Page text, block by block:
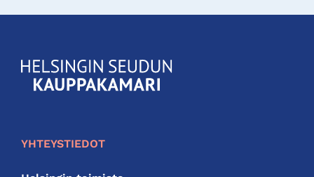
KauppakamariHelsingin
seudun
YHTEYSTIEDOT